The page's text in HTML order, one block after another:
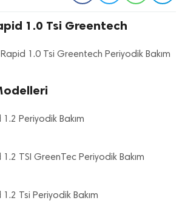
1.0 Tsi Greentech
1.0 Tsi Greentech Periyodik Bakım
Periyodik Bakım
TSI GreenTec Periyodik Bakım
Tsi Periyodik Bakım